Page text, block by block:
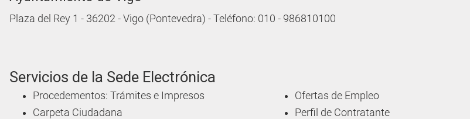
Plaza del Rey 1 - 36202 - Vigo (Pontevedra) - Teléfono: 010 - 986810100
Servicios de la Sede Electrónica
Procedementos: Trámites e Impresos
Carpeta Ciudadana
Ofertas de Empleo
Perfil de Contratante